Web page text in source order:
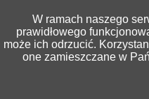
W ramach naszego
prawidłowego
może ich odrzucić.
one zamieszczane w